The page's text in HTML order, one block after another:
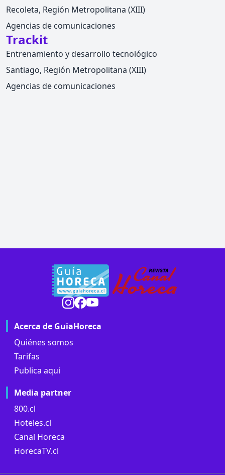
Recoleta, Región Metropolitana (XIII)
Agencias de comunicaciones
Trackit
Entrenamiento y desarrollo tecnológico
Santiago, Región Metropolitana (XIII)
Agencias de comunicaciones
Acerca de GuiaHoreca
Quiénes somos
Tarifas
Publica aqui
Media partner
800.cl
Hoteles.cl
Canal Horeca
HorecaTV.cl